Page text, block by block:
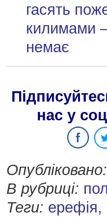
гасять
килимами
немає
нас у
Опубліковано:
В рубриці:
Теги: ерефія,